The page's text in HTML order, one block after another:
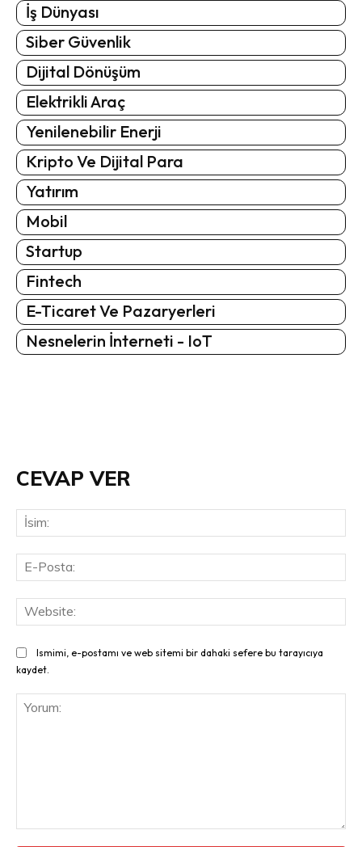
İş Dünyası
Siber Güvenlik
Dijital Dönüşüm
Elektrikli Araç
Yenilenebilir Enerji
Kripto Ve Dijital Para
Yatırım
Mobil
Startup
Fintech
E-Ticaret Ve Pazaryerleri
Nesnelerin İnterneti - IoT
CEVAP VER
Ismimi, e-postamı ve web sitemi bir dahaki sefere bu tarayıcıya
kaydet.